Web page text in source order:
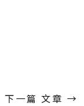
下一篇 文章 →